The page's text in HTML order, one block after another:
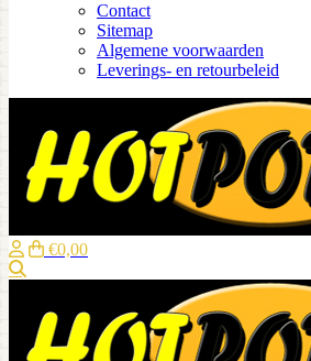
Contact
Sitemap
Algemene voorwaarden
Leverings- en retourbeleid
€0,00